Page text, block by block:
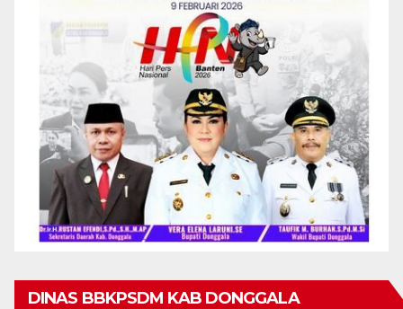
DINAS BBKPSDM KAB DONGGALA